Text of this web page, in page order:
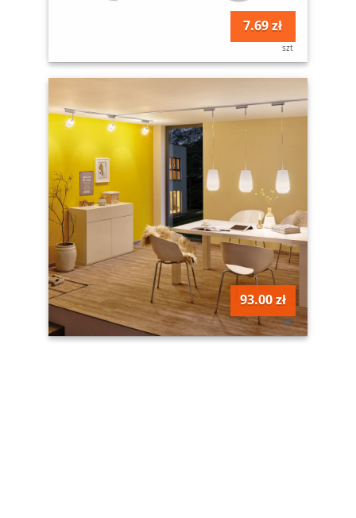
7.69 zł
szt
93.00 zł
szt